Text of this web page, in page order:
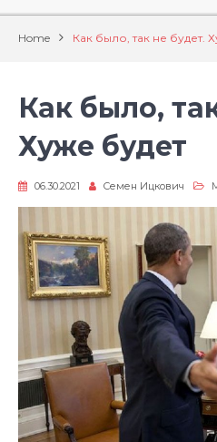
Home Как было, так не будет.
Как было,
Хуже будет
06.30.2021 Семен Ицкович